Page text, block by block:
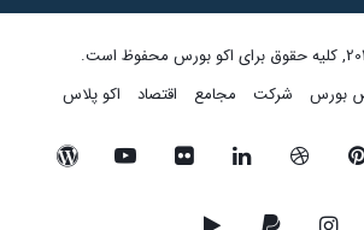
بورس شرکت مجامع اقتصاد اکو پلاس
پینتریستدریبببل لینکداین تصاویر
یوتیوب